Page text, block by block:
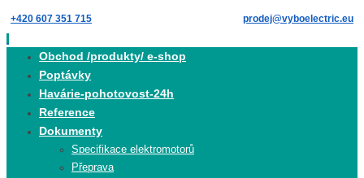
Skip
to
content
+420 607 351 715 prodej@vyboelectric.eu
Obchod /produkty/ e-shop
Poptávky
Havárie-pohotovost-24h
Reference
Dokumenty
Specifikace elektromotorů
Přeprava